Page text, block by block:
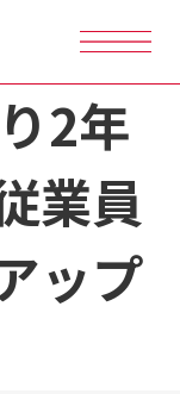
2年
業員
ップ